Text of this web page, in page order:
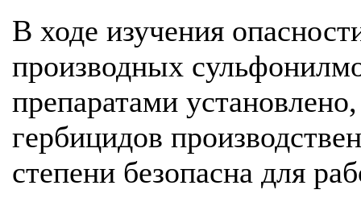
В ходе изучения
производных
препаратами
гербицидов
степени безопасна для